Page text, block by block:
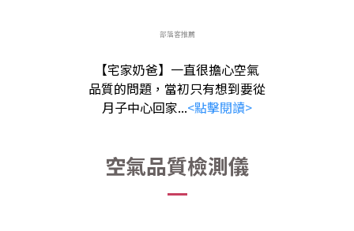
部落客推薦
【宅家奶爸】一直很擔心空氣
品質的問題，當初只有想到要從
月子中心回家...<點擊閱讀>
空氣品質檢測儀